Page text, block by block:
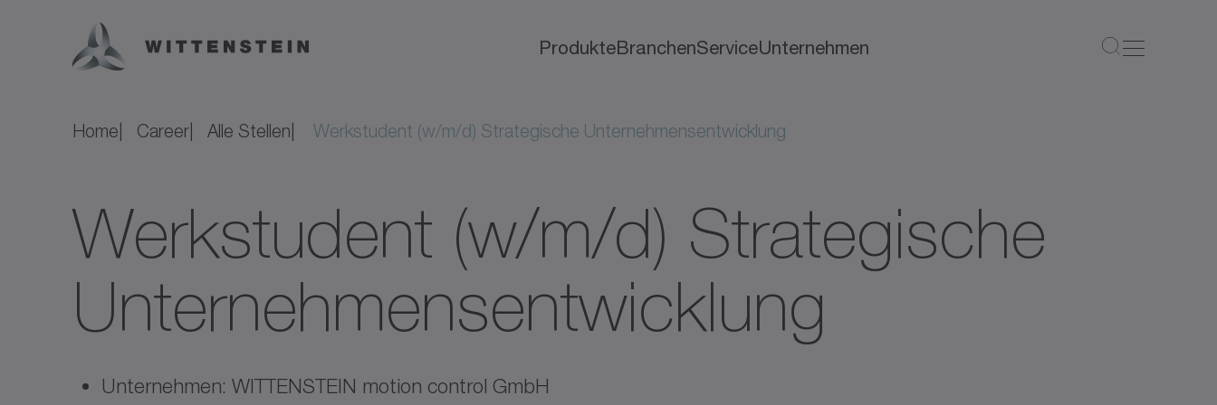
ProdukteBranchenServiceUnternehmen
Home Career Alle Stellen Werkstudent (w/m/d) Strategische Unternehmensentwicklung
Werkstudent (w/m/d) Strategische
Unternehmensentwicklung
Unternehmen: WITTENSTEIN motion control GmbH